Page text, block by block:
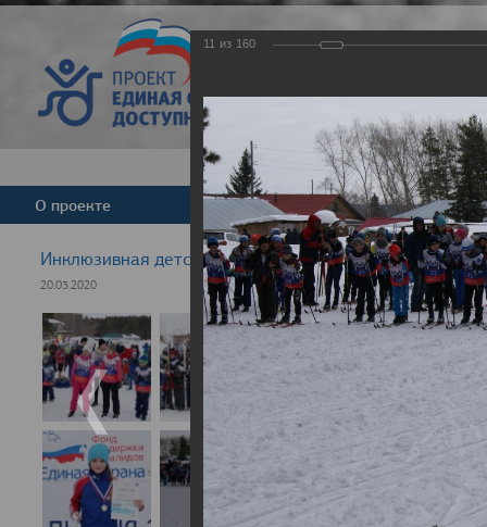
Версия для
О проекте Команда Новости
Инклюзивная детская гонка "Лыжня здоровья" 2020
20.03.2020
11 из 160